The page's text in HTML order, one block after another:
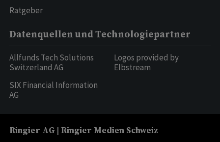
Ratgeber
Datenquellen und Technologiepartner
Allfunds Tech Solutions
Switzerland AG
SIX Financial Information
AG
Logos provided by
Elbstream
Ringier AG | Ringier Medien Schweiz